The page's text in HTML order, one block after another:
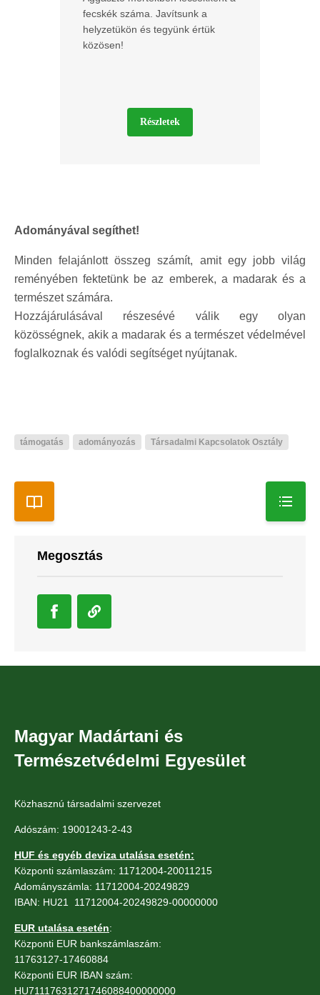
fecskék száma. Javítsunk a
helyzetükön és tegyünk értük
közösen!
Részletek
Adományával segíthet!
Minden felajánlott összeg számít, amit egy jobb világ
reményében fektetünk be az emberek, a madarak és a
természet számára.
Hozzájárulásával részesévé válik egy olyan
közösségnek, akik a madarak és a természet védelmével
foglalkoznak és valódi segítséget nyújtanak.
támogatás adományozás Társadalmi Kapcsolatok Osztály
Megosztás
Magyar Madártani és
Természetvédelmi Egyesület
Közhasznú társadalmi szervezet
Adószám: 19001243-2-43
HUF és egyéb deviza utalása esetén:
Központi számlaszám: 11712004-20011215
Adományszámla: 11712004-20249829
IBAN: HU21 11712004-20249829-00000000
EUR utalása esetén:
Központi EUR bankszámlaszám:
11763127-17460884
Központi EUR IBAN szám:
HU71117631271746088400000000